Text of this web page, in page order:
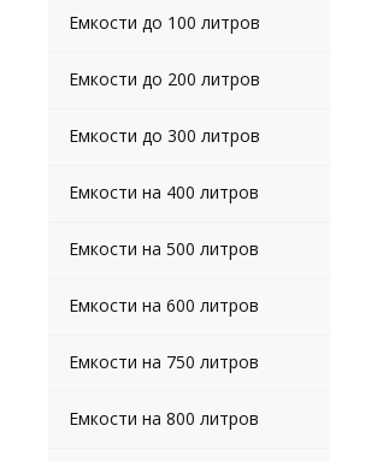
Емкости до 100 литров
Емкости до 200 литров
Емкости до 300 литров
Емкости на 400 литров
Емкости на 500 литров
Емкости на 600 литров
Емкости на 750 литров
Емкости на 800 литров